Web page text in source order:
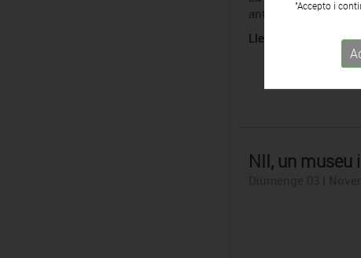
antologia als Espais
Llegir notícia
NII, un museu
"Accepto i